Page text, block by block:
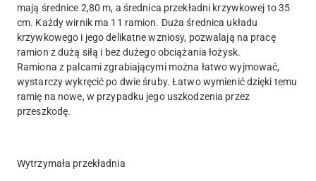
mają średnice 2,80 m, a średnica przekładni krzywkowej to 35
cm. Każdy wirnik ma 11 ramion. Duża średnica układu
krzywkowego i jego delikatne wzniosy, pozwalają na pracę
ramion z dużą siłą i bez dużego obciążania łożysk.
Ramiona z palcami zgrabiającymi można łatwo wyjmować,
wystarczy wykręcić po dwie śruby. Łatwo wymienić dzięki temu
ramię na nowe, w przypadku jego uszkodzenia przez
przeszkodę.
Wytrzymała przekładnia